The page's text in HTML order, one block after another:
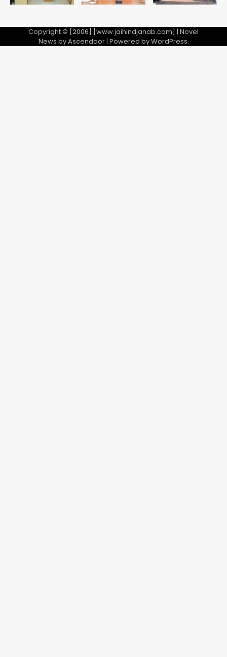
फरार आरोपी
Team JHJ
Copyright © [2006] [www.jaihindjanab.com] | Novel
News byAscendoor| Powered byWordPress.